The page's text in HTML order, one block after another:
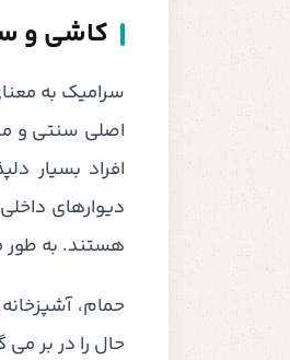
کاشی و
سرامیک به
اصلی سنتی و
افراد بسیار
دیوارهای
هستند. به
حمام،
حال را در بر